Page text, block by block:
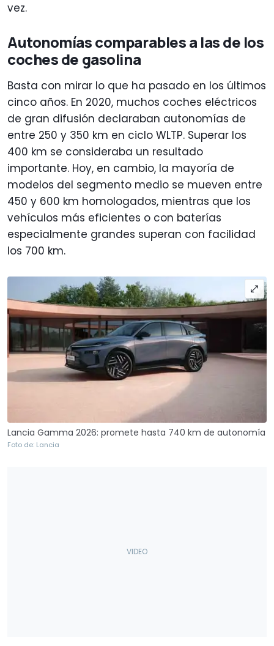
vez.
Autonomías comparables a las de los
coches de gasolina
Basta con mirar lo que ha pasado en los últimos
cinco años. En 2020, muchos coches eléctricos
de gran difusión declaraban autonomías de
entre 250 y 350 km en ciclo WLTP. Superar los
400 km se consideraba un resultado
importante. Hoy, en cambio, la mayoría de
modelos del segmento medio se mueven entre
450 y 600 km homologados, mientras que los
vehículos más eficientes o con baterías
especialmente grandes superan con facilidad
los 700 km.
Lancia Gamma 2026: promete hasta 740 km de autonomía
Foto de: Lancia